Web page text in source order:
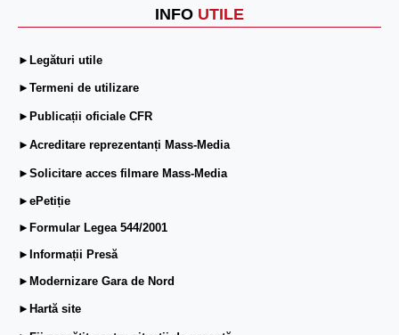
INFO UTILE
►Legături utile
►Termeni de utilizare
►Publicații oficiale CFR
►Acreditare reprezentanți Mass-Media
►Solicitare acces filmare Mass-Media
►ePetiție
►Formular Legea 544/2001
►Informații Presă
►Modernizare Gara de Nord
►Hartă site